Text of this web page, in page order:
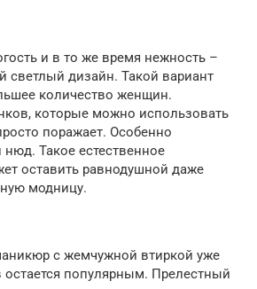
и в то же время нежность –
светлый дизайн. Такой вариант
количество женщин.
которые можно использовать
поражает. Особенно
Такое естественное
оставить равнодушной даже
модницу.
с жемчужной втиркой уже
остается популярным. Прелестный